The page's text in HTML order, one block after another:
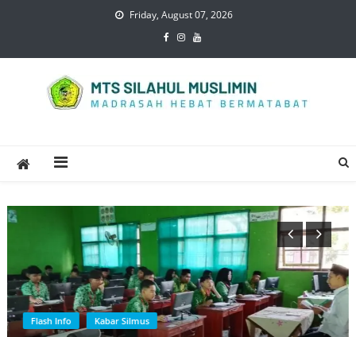
Friday, August 07, 2026
Flash Info Kabar Silmus